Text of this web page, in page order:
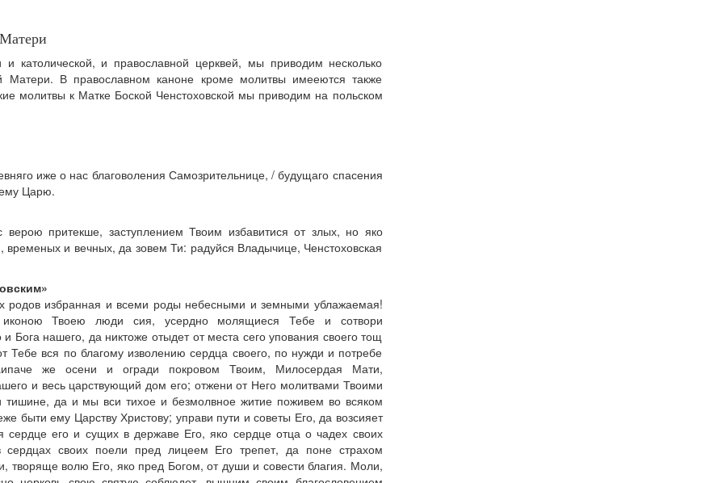
и католической, и православной церквей, мы приводим несколько
Матери. В православном каноне кроме молитвы имееются также
молитвы к Матке Боской Ченстоховской мы приводим на польском
иже о нас благоволения Самозрительнице, / будущаго спасения
Царю.
притекше, заступлением Твоим избавитися от злых, но яко
и вечных, да зовем Ти: радуйся Владычице, Ченстоховская
родов избранная и всеми роды небесными и земными ублажаемая!
Твоею люди сия, усердно молящиеся Тебе и сотвори
Бога нашего, да никтоже отыдет от места сего упования своего тощ
вся по благому изволению сердца своего, по нужди и потребе
же осени и огради покровом Твоим, Милосердая Мати,
и весь царствующий дом его; отжени от Него молитвами Твоими
тишине, да и мы вси тихое и безмолвное житие поживем во всяком
быти ему Царству Христову; управи пути и советы Его, да возсияет
его и сущих в державе Его, яко сердце отца о чадех своих
своих поели пред лицеем Его трепет, да поне страхом
творяще волю Его, яко пред Богом, от души и совести благия. Моли,